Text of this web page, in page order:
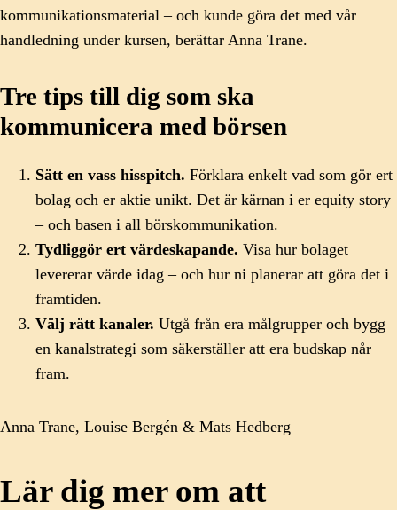
kommunikationsmaterial – och kunde göra det med vår
handledning under kursen, berättar Anna Trane.
Tre tips till dig som ska
kommunicera med börsen
Sätt en vass hisspitch. Förklara enkelt vad som gör ert
bolag och er aktie unikt. Det är kärnan i er equity story
– och basen i all börskommunikation.
Tydliggör ert värdeskapande. Visa hur bolaget
levererar värde idag – och hur ni planerar att göra det i
framtiden.
Välj rätt kanaler. Utgå från era målgrupper och bygg
en kanalstrategi som säkerställer att era budskap når
fram.
Anna Trane, Louise Bergén & Mats Hedberg
Lär dig mer om att